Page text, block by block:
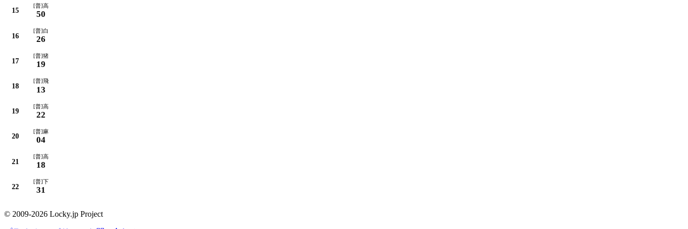
15
[普]高
50
16
[普]白
26
17
[普]猪
19
18
[普]飛
13
19
[普]高
22
20
[普]麻
04
21
[普]高
18
22
[普]下
31
© 2009-2026 Locky.jp Project